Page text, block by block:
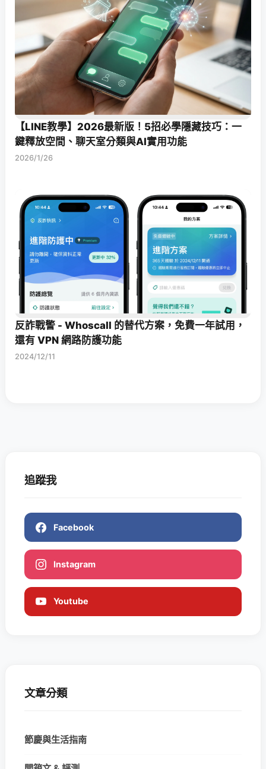
【LINE教學】2026最新版！5招必學隱藏技巧：一
鍵釋放空間、聊天室分類與AI實用功能
2026/1/26
反詐戰警 - Whoscall 的替代方案，免費一年試用，
還有 VPN 網路防護功能
2024/12/11
追蹤我
Facebook
Instagram
Youtube
文章分類
節慶與生活指南